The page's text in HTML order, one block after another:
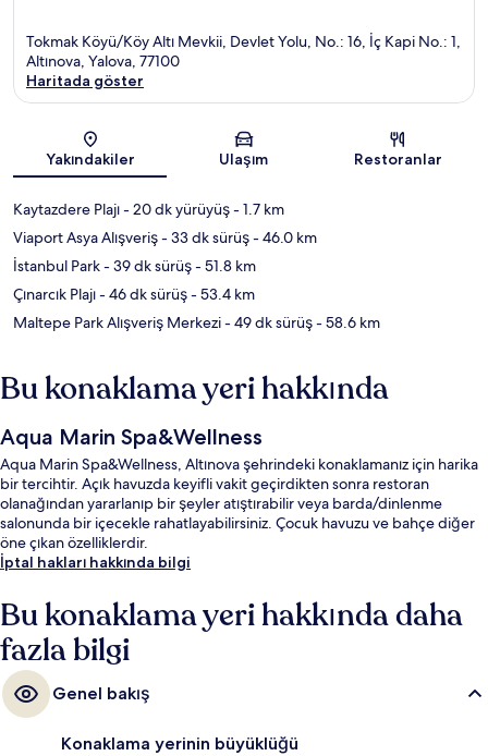
Tokmak Köyü/Köy Altı Mevkii, Devlet Yolu, No.: 16, İç Kapi No.: 1,
Altınova, Yalova, 77100
Haritada göster
Yakındakiler Ulaşım Restoranlar
Kaytazdere Plajı- 20 dk yürüyüş- 1.7 km
Viaport Asya Alışveriş- 33 dk sürüş- 46.0 km
İstanbul Park- 39 dk sürüş- 51.8 km
Çınarcık Plajı- 46 dk sürüş- 53.4 km
Maltepe Park Alışveriş Merkezi- 49 dk sürüş- 58.6 km
Bu konaklama yeri hakkında
Aqua Marin Spa&Wellness
Aqua Marin Spa&Wellness, Altınova şehrindeki konaklamanız için harika
bir tercihtir. Açık havuzda keyifli vakit geçirdikten sonra restoran
olanağından yararlanıp bir şeyler atıştırabilir veya barda/dinlenme
salonunda bir içecekle rahatlayabilirsiniz. Çocuk havuzu ve bahçe diğer
öne çıkan özelliklerdir.
İptal hakları hakkında bilgi
Bu konaklama yeri hakkında daha
fazla bilgi
Genel bakış
Konaklama yerinin büyüklüğü